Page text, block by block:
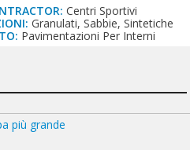
Centri Sportivi
Granulati, Sabbie, Sintetiche
Pavimentazioni Per Interni